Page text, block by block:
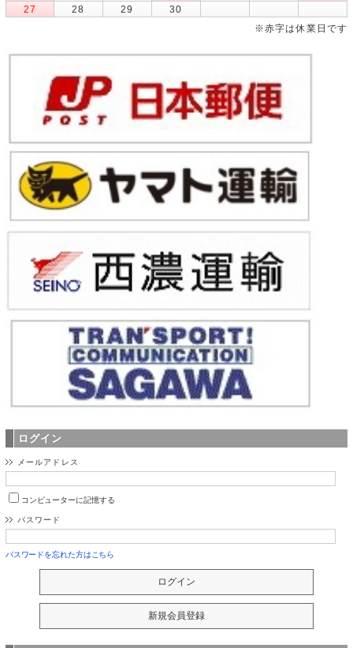
27
28 29
30
※赤字は休業日です
ログイン
メールアドレス
コンピューターに記憶する
パスワード
パスワードを忘れた方はこちら